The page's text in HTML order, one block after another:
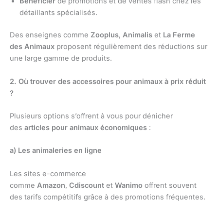
détaillants spécialisés.
Des enseignes comme Zooplus, Animalis et La Ferme
des Animaux proposent régulièrement des réductions sur
une large gamme de produits.
2. Où trouver des accessoires pour animaux à prix réduit
?
Plusieurs options s’offrent à vous pour dénicher
des articles pour animaux économiques :
a) Les animaleries en ligne
Les sites e-commerce
comme Amazon, Cdiscount et Wanimo offrent souvent
des tarifs compétitifs grâce à des promotions fréquentes.